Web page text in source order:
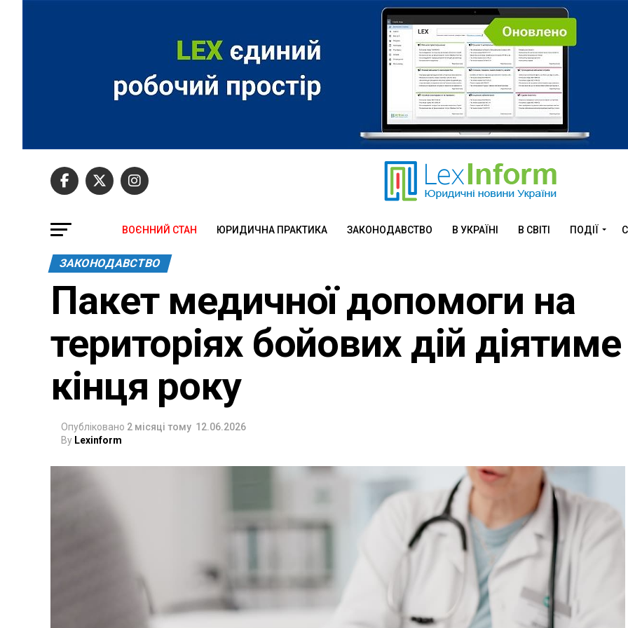
ВОЄННИЙ СТАН ЮРИДИЧНА ПРАКТИКА ЗАКОНОДАВСТВО В УКРАЇНІ В СВІТІ ПОДІЇ
ЗАКОНОДАВСТВО
Пакет медичної допомоги на
територіях бойових дій
кінця року
Опубліковано 2 місяці тому 12.06.2026
By Lexinform